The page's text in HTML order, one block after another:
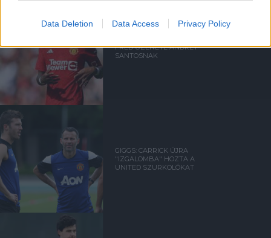
Data Deletion Data Access Privacy Policy
FRED ÜZENETE ANDREY
SANTOSNAK
GIGGS: CARRICK ÚJRA
"IZGALOMBA" HOZTA A
UNITED SZURKOLÓKAT